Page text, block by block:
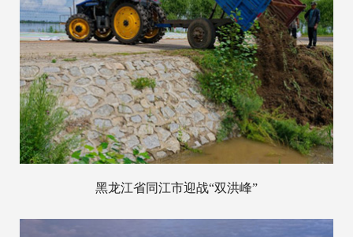
黑龙江省同江市迎战“双洪峰”